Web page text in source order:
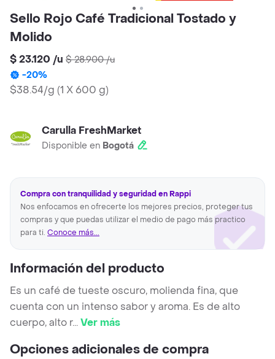
Sello Rojo Café Tradicional Tostado y
Molido
$ 23.120 /u $ 28.900/u
-20%
$38.54/g (1 X 600 g)
Carulla FreshMarket
Disponible en Bogotá
Compra con tranquilidad y seguridad en Rappi
Nos enfocamos en ofrecerte los mejores precios, proteger tus
compras y que puedas utilizar el medio de pago más practico
para ti. Conoce más...
Información del producto
Es un café de tueste oscuro, molienda fina, que
cuenta con un intenso sabor y aroma. Es de alto
cuerpo, alto r...Ver más
Opciones adicionales de compra